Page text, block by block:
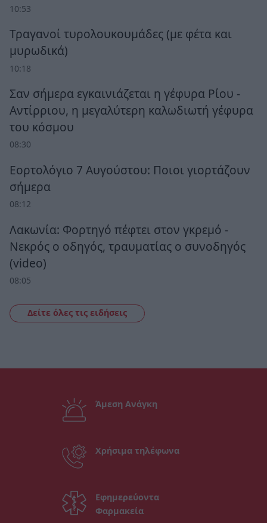
10:53
Τραγανοί τυρολουκουμάδες (με φέτα και
μυρωδικά)
10:18
Σαν σήμερα εγκαινιάζεται η γέφυρα Ρίου -
Αντίρριου, η μεγαλύτερη καλωδιωτή γέφυρα
του κόσμου
08:30
Εορτολόγιο 7 Αυγούστου: Ποιοι γιορτάζουν
σήμερα
08:12
Λακωνία: Φορτηγό πέφτει στον γκρεμό -
Νεκρός ο οδηγός, τραυματίας ο συνοδηγός
(video)
08:05
Δείτε όλες τις ειδήσεις
Άμεση Ανάγκη
Χρήσιμα τηλέφωνα
Εφημερεύοντα
Φαρμακεία